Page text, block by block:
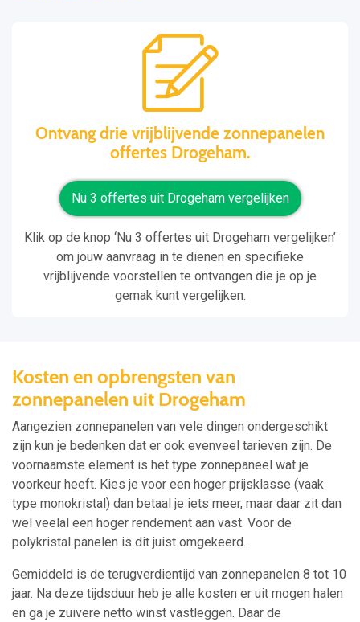
Ontvang drie vrijblijvende zonnepanelen
offertes Drogeham.
Nu 3 offertes uit Drogeham vergelijken
Klik op de knop ‘Nu 3 offertes uit Drogeham vergelijken’
om jouw aanvraag in te dienen en specifieke
vrijblijvende voorstellen te ontvangen die je op je
gemak kunt vergelijken.
Kosten en opbrengsten van
zonnepanelen uit Drogeham
Aangezien zonnepanelen van vele dingen ondergeschikt
zijn kun je bedenken dat er ook evenveel tarieven zijn. De
voornaamste element is het type zonnepaneel wat je
voorkeur heeft. Kies je voor een hoger prijsklasse (vaak
type monokristal) dan betaal je iets meer, maar daar zit dan
wel veelal een hoger rendement aan vast. Voor de
polykristal panelen is dit juist omgekeerd.
Gemiddeld is de terugverdientijd van zonnepanelen 8 tot 10
jaar. Na deze tijdsduur heb je alle kosten er uit mogen halen
en ga je zuivere netto winst vastleggen. Daar de